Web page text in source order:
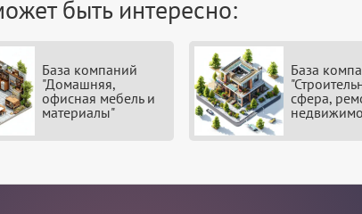
быть интересно:
База компаний
"Домашняя,
офисная мебель и
материалы"
База
сфера,